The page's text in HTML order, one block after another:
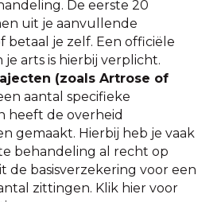
De eerste 20
uit je aanvullende
betaal je zelf. Een officiële
je arts is hierbij verplicht.
(zoals Artrose of
aantal specifieke
heeft de overheid
gemaakt. Hierbij heb je vaak
behandeling al recht op
de basisverzekering voor een
zittingen. Klik hier voor